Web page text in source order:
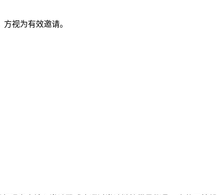
视为有效邀请。